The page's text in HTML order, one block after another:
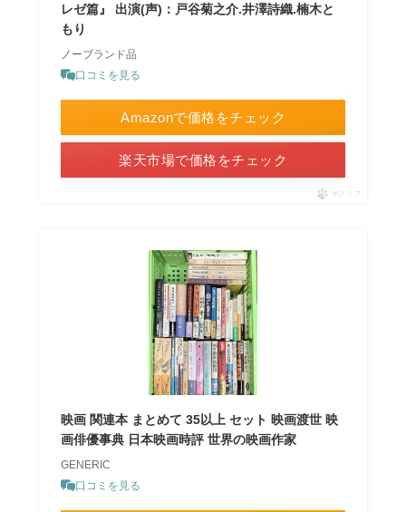
レゼ篇』 出演(声)：戸谷菊之介.井澤詩織.楠木と
もり
ノーブランド品
口コミを見る
Amazonで価格をチェック
楽天市場で価格をチェック
ポチップ
映画 関連本 まとめて 35以上 セット 映画渡世 映
画俳優事典 日本映画時評 世界の映画作家
GENERIC
口コミを見る